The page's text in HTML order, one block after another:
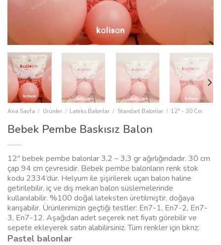
Ana Sayfa / Ürünler / Lateks Balonlar / Standart Balonlar / 12" - 30 Cm
Bebek Pembe Baskısız Balon
12″ bebek pembe balonlar 3,2 – 3,3 gr ağırlığındadır. 30 cm
çap 94 cm çevresidir. Bebek pembe balonların renk stok
kodu 2334’dür. Helyum ile şişirilerek uçan balon haline
getirilebilir, iç ve dış mekan balon süslemelerinde
kullanılabilir. %100 doğal lateksten üretilmiştir, doğaya
karışabilir. Ürünlerimizin geçtiği testler: En7-1, En7-2, En7-
3, En7-12. Aşağıdan adet seçerek net fiyatı görebilir ve
sepete ekleyerek satın alabilirsiniz. Tüm renkler için bknz:
Pastel balonlar